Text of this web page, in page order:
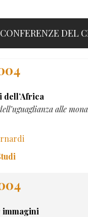
DEL
dell’Africa
alle
immagini